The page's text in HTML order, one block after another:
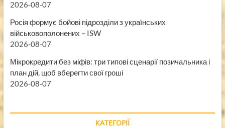
2026-08-07
Росія формує бойові підрозділи з українських
військовополонених – ISW
2026-08-07
Мікрокредити без міфів: три типові сценарії позичальника і
план дій, щоб вберегти свої гроші
2026-08-07
КАТЕГОРІЇ